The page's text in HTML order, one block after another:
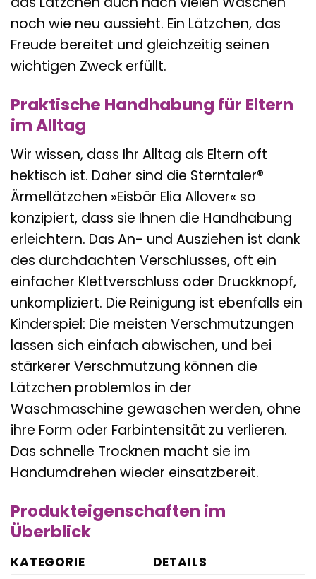
noch wie neu aussieht. Ein Lätzchen, das
Freude bereitet und gleichzeitig seinen
wichtigen Zweck erfüllt.
Praktische Handhabung für Eltern
im Alltag
Wir wissen, dass Ihr Alltag als Eltern oft
hektisch ist. Daher sind die Sterntaler®
Ärmellätzchen »Eisbär Elia Allover« so
konzipiert, dass sie Ihnen die Handhabung
erleichtern. Das An- und Ausziehen ist dank
des durchdachten Verschlusses, oft ein
einfacher Klettverschluss oder Druckknopf,
unkompliziert. Die Reinigung ist ebenfalls ein
Kinderspiel: Die meisten Verschmutzungen
lassen sich einfach abwischen, und bei
stärkerer Verschmutzung können die
Lätzchen problemlos in der
Waschmaschine gewaschen werden, ohne
ihre Form oder Farbintensität zu verlieren.
Das schnelle Trocknen macht sie im
Handumdrehen wieder einsatzbereit.
Produkteigenschaften im
Überblick
KATEGORIE DETAILS